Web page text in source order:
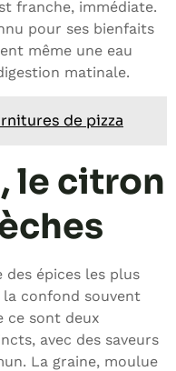
franche, immédiate.
pour ses bienfaits
même une eau
matinale.
de pizza
le citron
des épices les plus
la confond souvent
ce sont deux
avec des saveurs
La graine, moulue